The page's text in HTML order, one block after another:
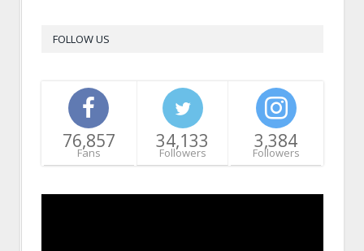
FOLLOW US
76,857
Fans
34,133
Followers
3,384
Followers